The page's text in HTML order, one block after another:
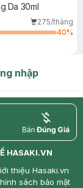
Da 30ml
275/tháng
40%
nhập
price
HASAKI.VN
thiệu Hasaki.vn
sách bảo mật